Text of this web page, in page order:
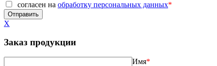
согласен на обработку персональных данных*
X
Заказ продукции
Имя*